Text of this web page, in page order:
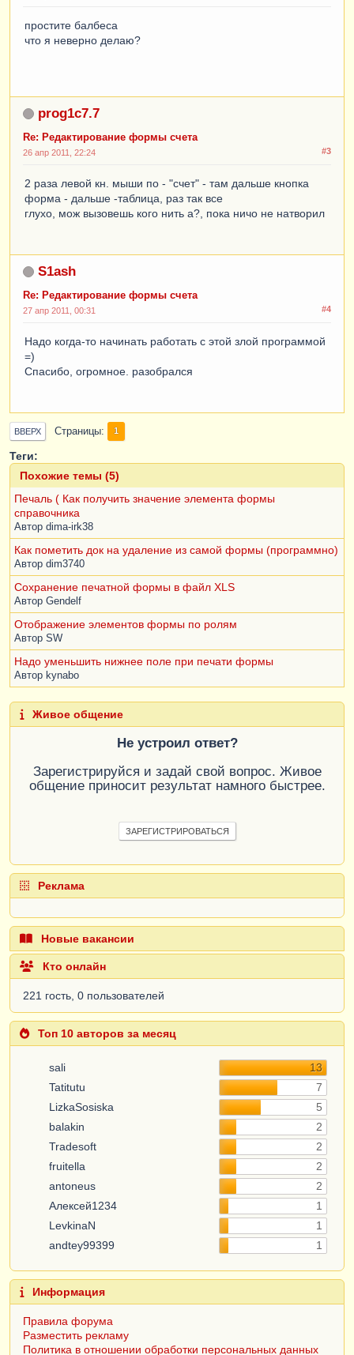
простите балбеса
что я неверно делаю?
prog1c7.7
Re: Редактирование формы счета
#3
26 апр 2011, 22:24
2 раза левой кн. мыши по - "счет" - там дальше кнопка
форма - дальше -таблица, раз так все
глухо, мож вызовешь кого нить а?, пока ничо не натворил
S1ash
Re: Редактирование формы счета
#4
27 апр 2011, 00:31
Надо когда-то начинать работать с этой злой программой
=)
Спасибо, огромное. разобрался
ВВЕРХ Страницы 1
Теги:
Похожие темы (5)
Печаль ( Как получить значение элемента формы
справочника
Автор dima-irk38
Как пометить док на удаление из самой формы (программно)
Автор dim3740
Сохранение печатной формы в файл XLS
Автор Gendelf
Отображение элементов формы по ролям
Автор SW
Надо уменьшить нижнее поле при печати формы
Автор kynabo
Живое общение
Не устроил ответ?
Зарегистрируйся и задай свой вопрос. Живое
общение приносит результат намного быстрее.
ЗАРЕГИСТРИРОВАТЬСЯ
Реклама
Новые вакансии
Кто онлайн
221 гость, 0 пользователей
Топ 10 авторов за месяц
sali
13
Tatitutu
7
LizkaSosiska
5
balakin
2
Tradesoft
2
fruitella
2
antoneus
2
Алексей1234
1
LevkinaN
1
andtey99399
1
Информация
Правила форума
Разместить рекламу
Политика в отношении обработки персональных данных